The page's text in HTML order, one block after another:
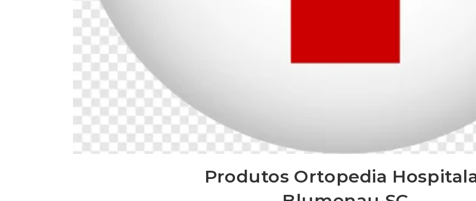
Produtos Ortopedia